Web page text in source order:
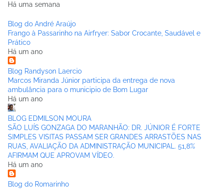
Há uma semana
Blog do André Araújo
Frango à Passarinho na Airfryer: Sabor Crocante, Saudável e
Prático
Há um ano
Blog Randyson Laercio
Marcos Miranda Júnior participa da entrega de nova
ambulância para o municipio de Bom Lugar
Há um ano
BLOG EDMILSON MOURA
SÃO LUÍS GONZAGA DO MARANHÃO: DR. JÚNIOR É FORTE
SIMPLES VISITAS PASSAM SER GRANDES ARRASTÕES NAS
RUAS, AVALIAÇÃO DA ADMINISTRAÇÃO MUNICIPAL. 51,8%
AFIRMAM QUE APROVAM VÍDEO.
Há um ano
Blog do Romarinho